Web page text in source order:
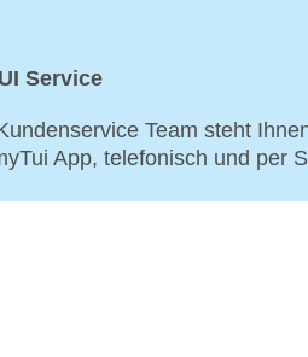
Service
Team steht
App, telefonisch und per